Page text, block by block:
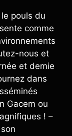
pouls du
comme
nous et
et demie
dans
Gacem ou
! –